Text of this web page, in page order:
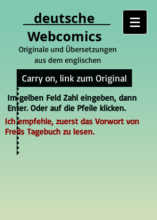
deutsche
Webcomics
Originale und Übersetzungen
aus dem englischen
Carry on, link zum Original
Im gelben Feld Zahl eingeben, dann
Enter. Oder auf die Pfeile klicken.
Ich empfehle, zuerst das Vorwort von
Freds Tagebuch zu lesen.